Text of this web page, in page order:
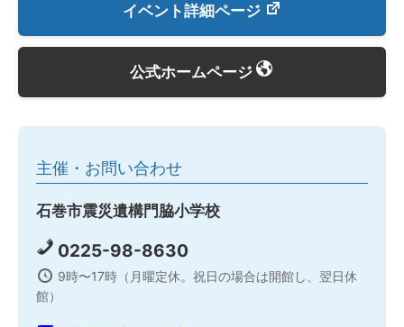
イベント詳細ページ
公式ホームページ
主催・お問い合わせ
石巻市震災遺構門脇小学校
0225-98-8630
9時〜17時（月曜定休。祝日の場合は開館し、翌日休
館）